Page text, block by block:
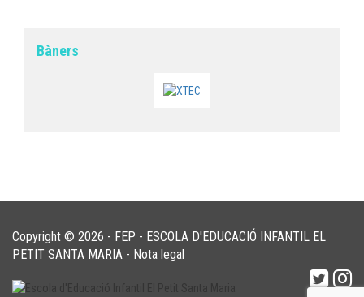
Bàners
Copyright © 2026 - FEP - ESCOLA D'EDUCACIÓ INFANTIL EL
PETIT SANTA MARIA - Nota legal